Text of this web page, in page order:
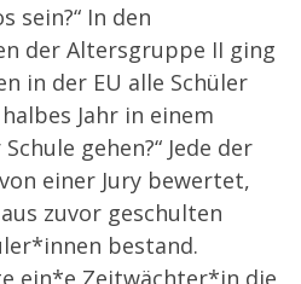
sein?“ In den
der Altersgruppe II ging
in der EU alle Schüler
Jahr in einem
gehen?“ Jede der
einer Jury bewertet,
zuvor geschulten
bestand.
ein*e Zeitwächter*in die